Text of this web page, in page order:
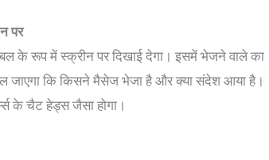
पर
के रूप में स्क्रीन पर दिखाई देगा। इसमें भेजने वाले का
जाएगा कि किसने मैसेज भेजा है और क्या संदेश आया है।
के चैट हेड्स जैसा होगा।